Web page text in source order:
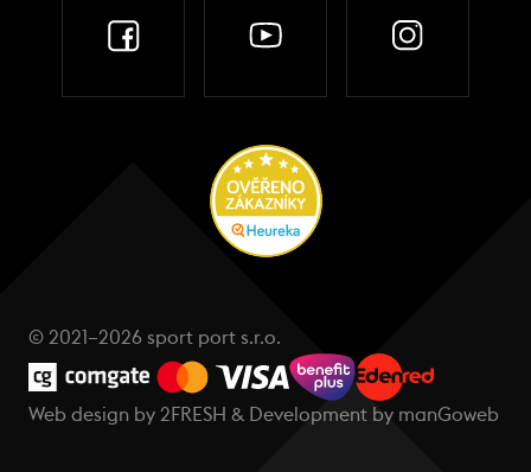
© 2021–2026 sport port s.r.o.
Web design by 2FRESH & Development by manGoweb